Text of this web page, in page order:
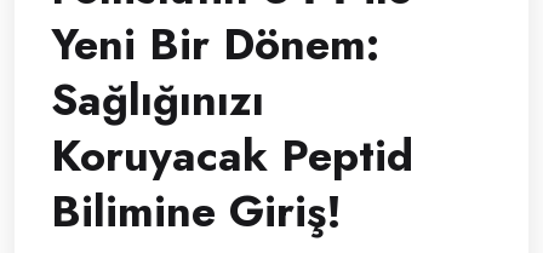
Yeni Bir Dönem:
Sağlığınızı
Koruyacak Peptid
Bilimine Giriş!